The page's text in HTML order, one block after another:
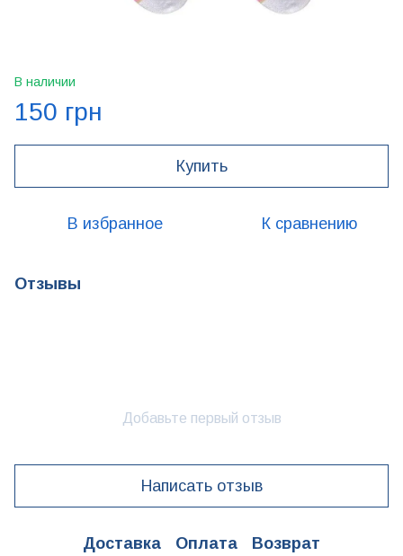
В наличии
150 грн
Купить
В избранное К сравнению
Отзывы
Добавьте первый отзыв
Написать отзыв
Доставка Оплата Возврат